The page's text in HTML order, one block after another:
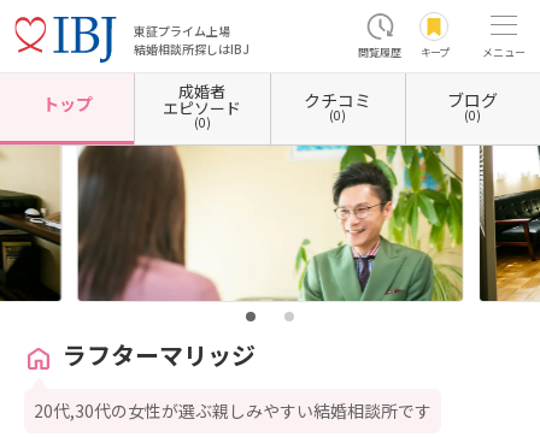
東証プライム上場
結婚相談所探しはIBJ
閲覧履歴 キープ メニュー
ホーム 福岡県の結婚相談所 福岡県久留米市 ラフターマリッジ
トップ
成婚者
エピソード
(0)
クチコミ
(0)
ブログ
(0)
ラフターマリッジ
20代,30代の女性が選ぶ親しみやすい結婚相談所です